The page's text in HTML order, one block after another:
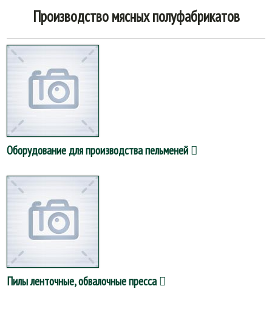
Производство мясных полуфабрикатов
Оборудование для производства пельменей
Пилы ленточные, обвалочные пресса